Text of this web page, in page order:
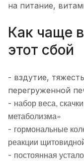
на питание,
Как чаще
этот сбой
- вздутие,
перегруженной
- набор веса,
метаболизма»
- гормональные
реакции
- постоянная